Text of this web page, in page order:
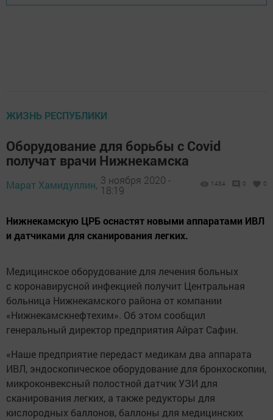
ЖИЗНЬ РЕСПУБЛИКИ
Оборудование для борьбы с Covid
получат врачи Нижнекамска
Марат Хамидуллин, 3 ноября 2020 -
18:19
1434 0 0
Нижнекамскую ЦРБ оснастят новыми аппаратами ИВЛ
и датчиками для сканирования легких.
Медицинское оборудование для лечения больных
с коронавирусной инфекцией получит Центральная
больница Нижнекамского района от компании
«Нижнекамскнефтехим». Об этом сообщил
генеральный директор предприятия Айрат Сафин.
«Наше предприятие передаст медикам два аппарата
ИВЛ, эндоскопическое оборудование для бронхоскопии,
микроконвексный полостной датчик УЗИ для
сканирования легких, а также редукторы для
кислородных баллонов, баллоны для медицинских